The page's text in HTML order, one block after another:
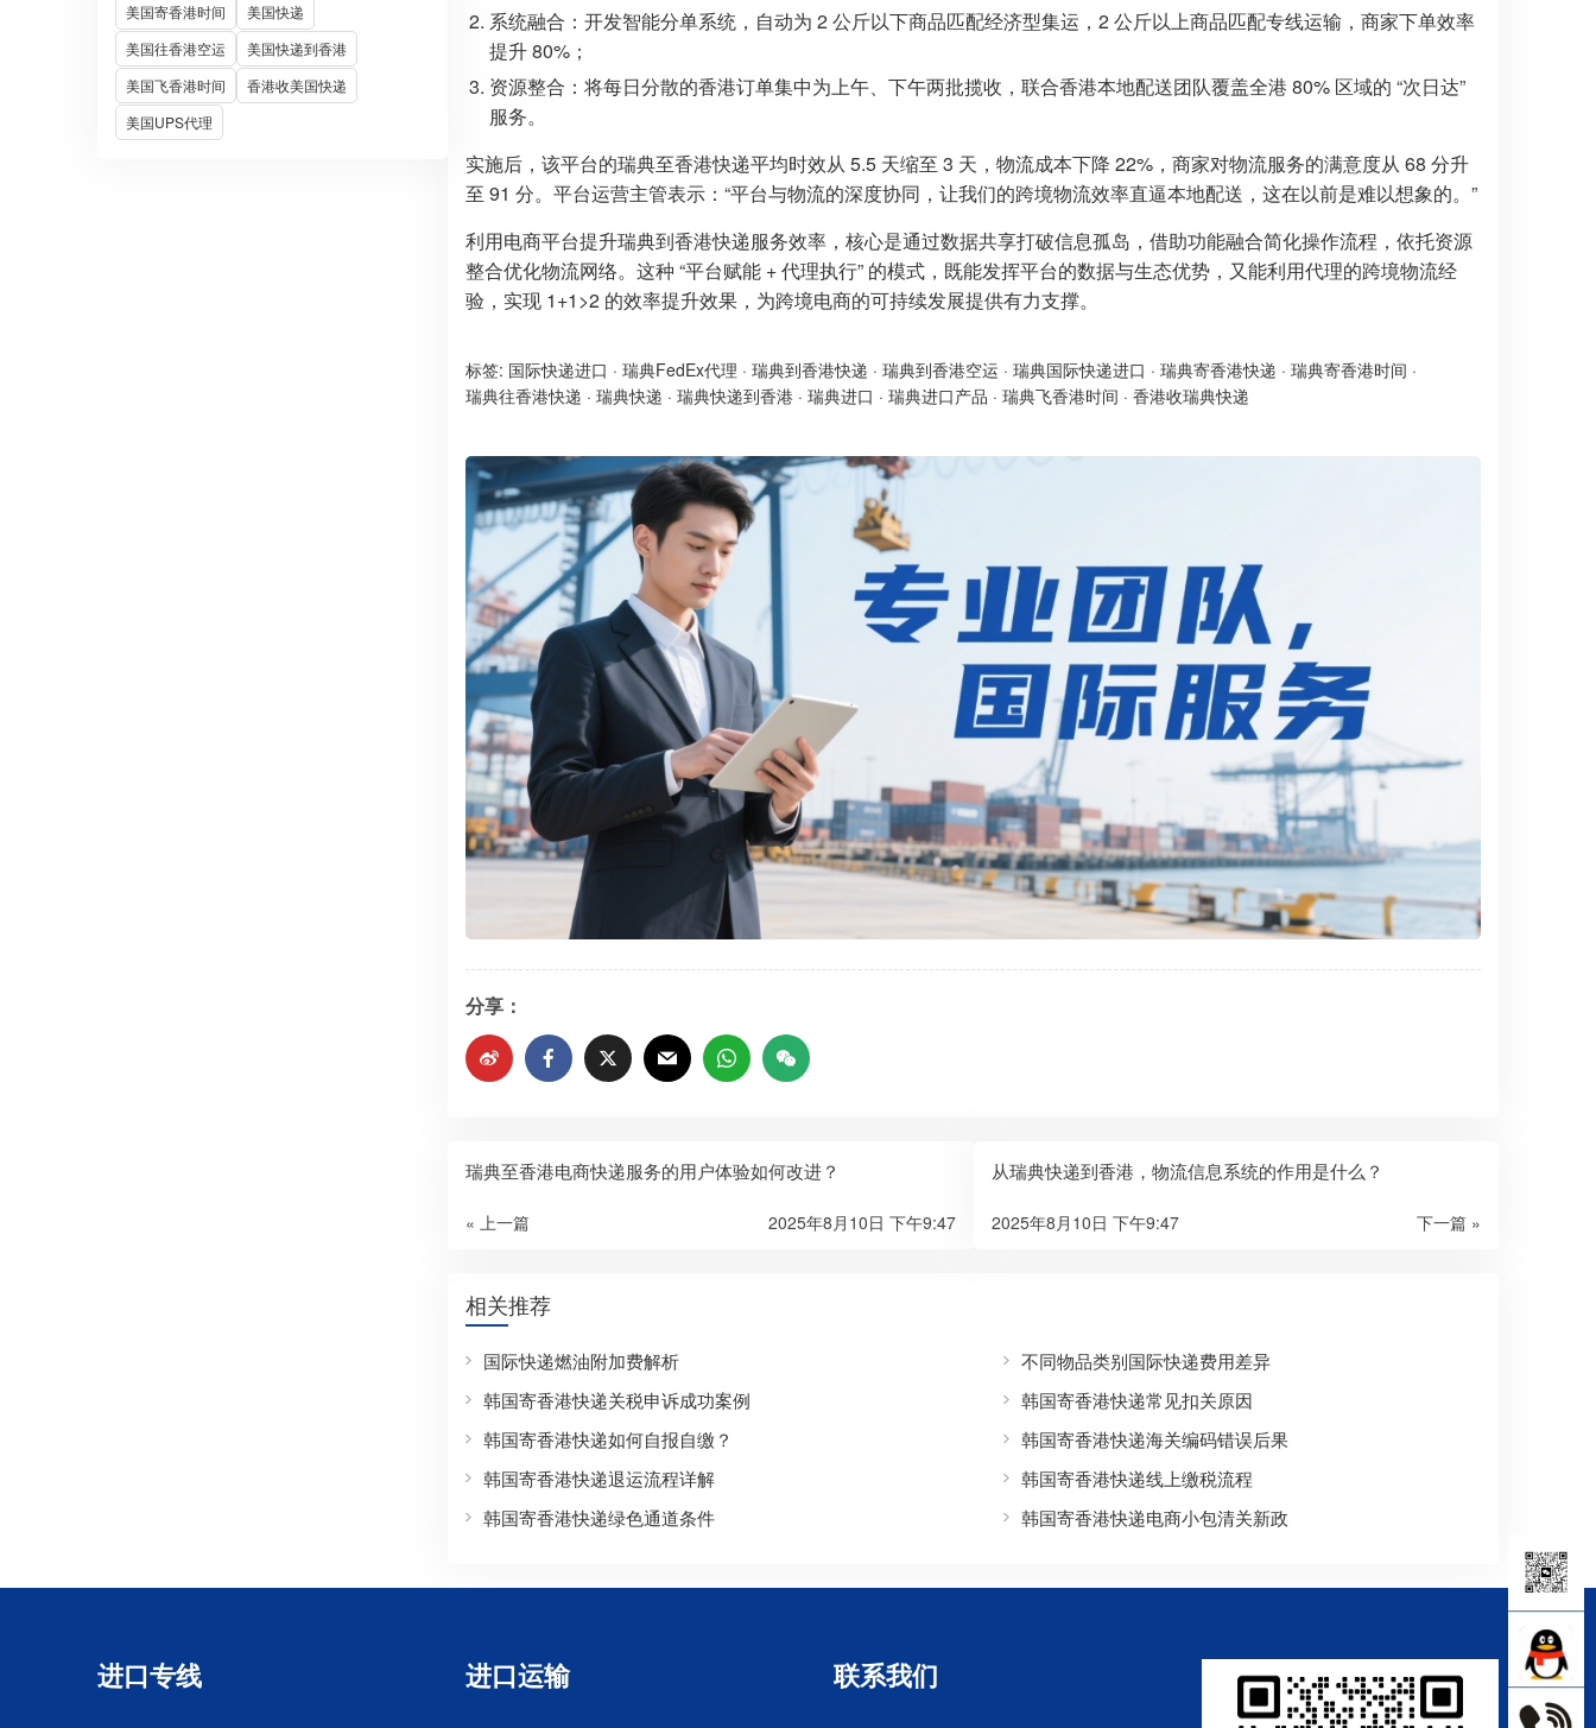
美国寄香港时间
美国快递
美国往香港空运
美国快递到香港
美国飞香港时间
香港收美国快递
美国UPS代理
系统融合：开发智能分单系统，自动为 2 公斤以下商品匹配经济型集运，2 公斤以上商品匹配专线运输，商家下单效率
提升 80%；
资源整合：将每日分散的香港订单集中为上午、下午两批揽收，联合香港本地配送团队覆盖全港 80% 区域的 “次日达”
服务。
实施后，该平台的瑞典至香港快递平均时效从 5.5 天缩至 3 天，物流成本下降 22%，商家对物流服务的满意度从 68 分升
至 91 分。平台运营主管表示：“平台与物流的深度协同，让我们的跨境物流效率直逼本地配送，这在以前是难以想象的。”
利用电商平台提升瑞典到香港快递服务效率，核心是通过数据共享打破信息孤岛，借助功能融合简化操作流程，依托资源
整合优化物流网络。这种 “平台赋能 + 代理执行” 的模式，既能发挥平台的数据与生态优势，又能利用代理的跨境物流经
验，实现 1+1>2 的效率提升效果，为跨境电商的可持续发展提供有力支撑。
标签: 国际快递进口 · 瑞典FedEx代理 · 瑞典到香港快递 · 瑞典到香港空运 · 瑞典国际快递进口 · 瑞典寄香港快递 · 瑞典寄香港时间 ·
瑞典往香港快递 · 瑞典快递 · 瑞典快递到香港 · 瑞典进口 · 瑞典进口产品 · 瑞典飞香港时间 · 香港收瑞典快递​​
分享：
瑞典至香港电商快递服务的用户体验如何改进？​
« 上一篇 2025年8月10日 下午9:47
从瑞典快递到香港，物流信息系统的作用是什么？​
下一篇 »
2025年8月10日 下午9:47
相关推荐
国际快递燃油附加费解析
不同物品类别国际快递费用差异
韩国寄香港快递关税申诉成功案例
韩国寄香港快递常见扣关原因
韩国寄香港快递如何自报自缴？
韩国寄香港快递海关编码错误后果
韩国寄香港快递退运流程详解
韩国寄香港快递线上缴税流程
韩国寄香港快递绿色通道条件
韩国寄香港快递电商小包清关新政
进口专线 进口运输 联系我们